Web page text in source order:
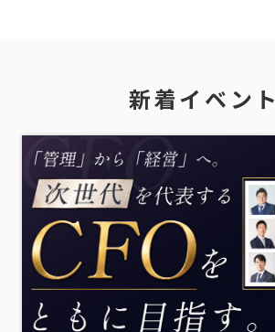
新着イベント